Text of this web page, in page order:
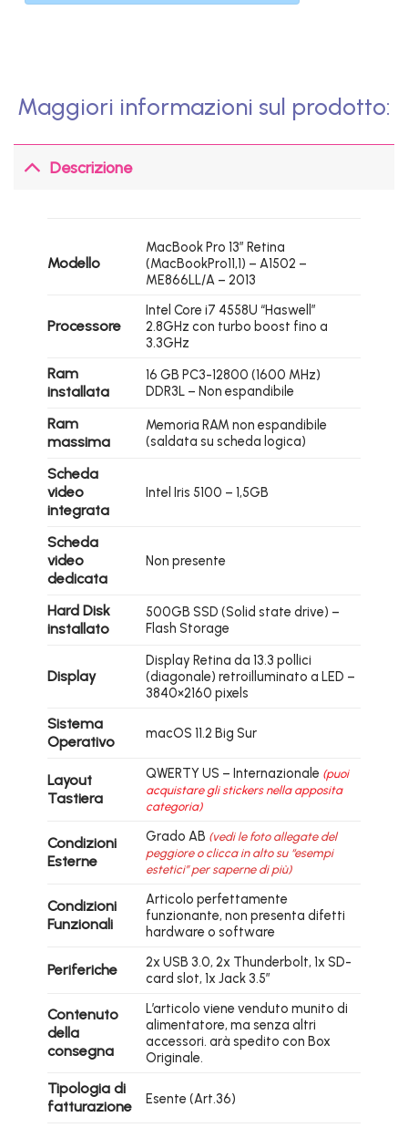
Maggiori informazioni sul prodotto:
Descrizione
Modello
MacBook Pro 13″ Retina
(MacBookPro11,1) – A1502 –
ME866LL/A – 2013
Processore
Intel Core i7 4558U “Haswell”
2.8GHz con turbo boost fino a
3.3GHz
Ram
installata
16 GB PC3-12800 (1600 MHz)
DDR3L – Non espandibile
Ram
massima
Memoria RAM non espandibile
(saldata su scheda logica)
Scheda
video
integrata
Intel Iris 5100 – 1,5GB
Scheda
video
dedicata
Non presente
Hard Disk
installato
500GB SSD (Solid state drive) –
Flash Storage
Display
Display Retina da 13.3 pollici
(diagonale) retroilluminato a LED –
3840×2160 pixels
Sistema
Operativo
macOS 11.2 Big Sur
Layout
Tastiera
QWERTY US – Internazionale (puoi
acquistare gli stickers nella apposita
categoria)
Condizioni
Esterne
Grado AB (vedi le foto allegate del
peggiore o clicca in alto su “esempi
estetici” per saperne di più)
Condizioni
Funzionali
Articolo perfettamente
funzionante, non presenta difetti
hardware o software
Periferiche
2x USB 3.0, 2x Thunderbolt, 1x SD-
card slot, 1x Jack 3.5″
Contenuto
della
consegna
L’articolo viene venduto munito di
alimentatore, ma senza altri
accessori. arà spedito con Box
Originale.
Tipologia di
fatturazione
Esente (Art.36)